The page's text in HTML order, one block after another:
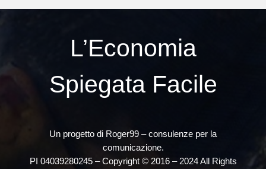
L’Economia
Spiegata Facile
Un progetto di Roger99 – consulenze per la
comunicazione.
PI 04039280245 – Copyright © 2016 – 2024 All Rights